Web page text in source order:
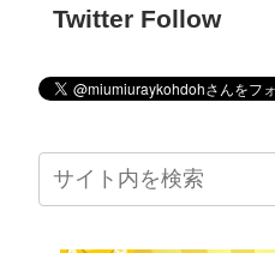
Twitter Follow